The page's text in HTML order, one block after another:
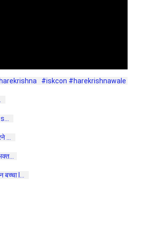
#iskcon #harekrishnawale
...
बच्चा I...